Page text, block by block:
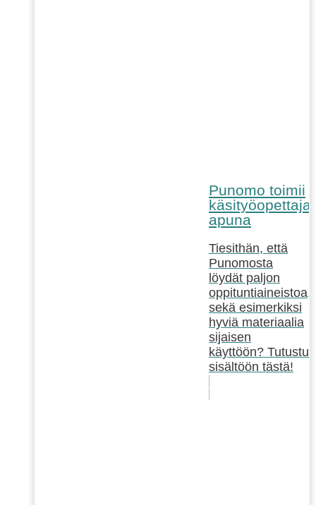
Punomo toimii
apuna
Tiesithän, että
Punomosta
löydät paljon
oppituntiaineistoa,
sekä esimerkiksi
hyviä materiaalia
sijaisen
käyttöön? Tutustu
sisältöön tästä!